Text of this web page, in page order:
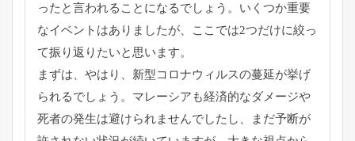
ったと言われることになるでしょう。 いくつか重要
なイベントはありましたが、ここでは2つだけに絞っ
て振り返りたいと思います。
まずは、やはり、新型コロナウィルスの蔓延が挙げ
られるでしょう 。マレーシアも経済的なダメージや
死者の発生は避けられませんでしたし、まだ予断が